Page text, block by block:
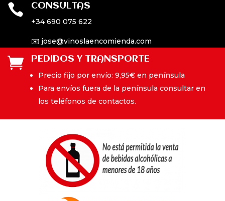
 CONSULTAS
+34 690 075 622
✉️ jose@vinoslaencomienda.com
 PEDIDOS Y TRANSPORTE
Precio fijo por envío: 9,95€ en península
Para envíos fuera de la península consultar en
los teléfonos de contactos.